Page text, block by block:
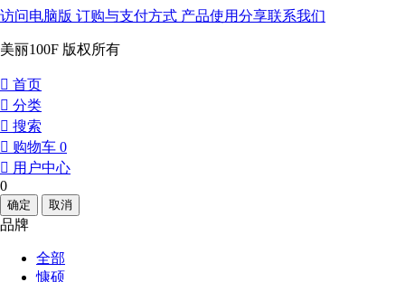
访问电脑版 订购与支付方式 产品使用分享联系我们
美丽100F 版权所有
󰀁 首页
󰀂 分类
󰀃 搜索
󰀄 购物车 0
󰀅 用户中心
0
确定 取消
品牌
全部
慷硕